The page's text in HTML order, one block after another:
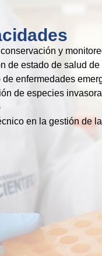
y
de estado de salud
de enfermedades
de especies
en la gestión de